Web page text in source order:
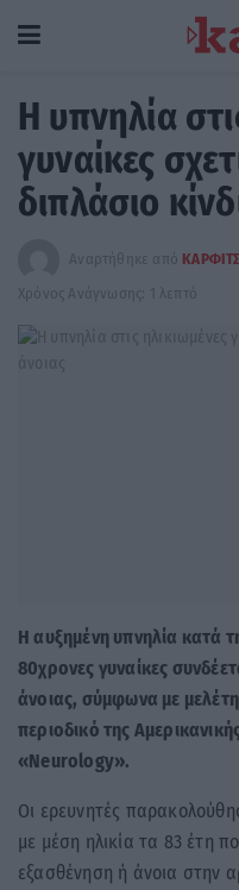
Η υπνηλία
γυναίκες
διπλάσιο
Αναρτήθηκε από
Χρόνος Ανάγνωσης: 1 λεπτό
Η αυξημένη υπνηλία κατά
80χρονες γυναίκες
άνοιας, σύμφωνα με
περιοδικό της
«Neurology».
Οι ερευνητές
με μέση ηλικία τα 83 έτη
εξασθένηση ή άνοια στην